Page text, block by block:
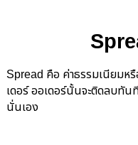
Spread คือ ค่าธรรมเนียมห
เดอร์ ออเดอร์นั้นจะติดลบทัน
นั่นเอง